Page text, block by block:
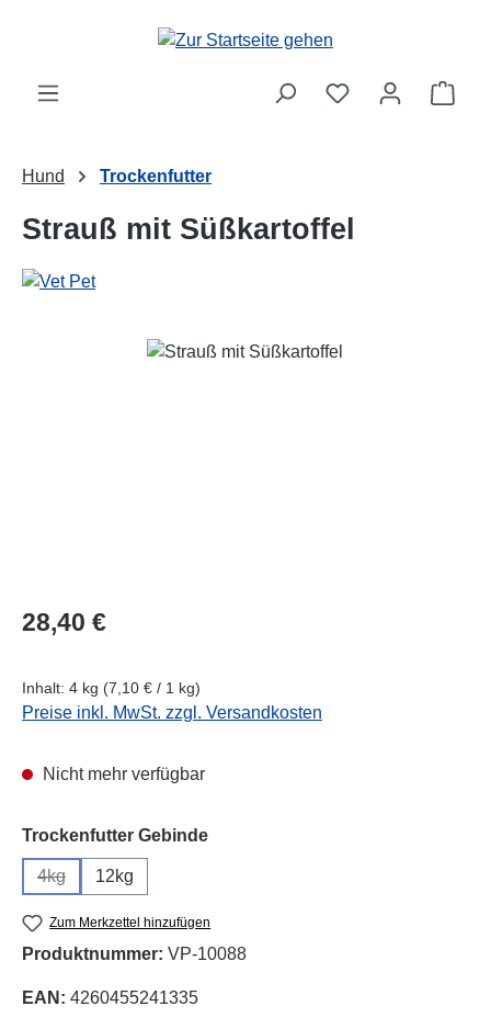
Zum Hauptinhalt springen
Hund Trockenfutter
Strauß mit Süßkartoffel
Bildergalerie überspringen
Regulärer Preis:
28,40 €
Inhalt: 4 kg (7,10 € / 1 kg)
Preise inkl. MwSt. zzgl. Versandkosten
Nicht mehr verfügbar
Trockenfutter Gebindeauswählen
4kg
(Diese Option ist zurzeit nicht verfügbar.)
12kg
Zum Merkzettel hinzufügen
Produktnummer: VP-10088
EAN: 4260455241335